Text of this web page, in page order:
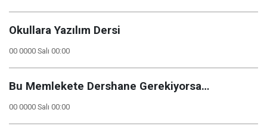
Okullara Yazılım Dersi
00 0000 Salı 00:00
Bu Memlekete Dershane Gerekiyorsa…
00 0000 Salı 00:00